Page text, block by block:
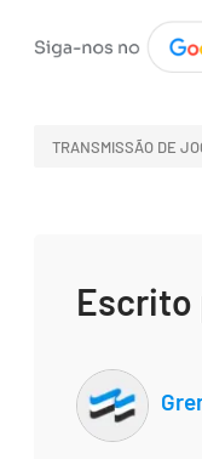
TRANSMISSÃO DE
Escrito